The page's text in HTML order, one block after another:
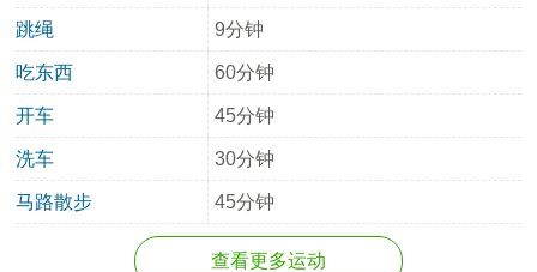
跳绳 9分钟
吃东西 60分钟
开车 45分钟
洗车 30分钟
马路散步 45分钟
查看更多运动